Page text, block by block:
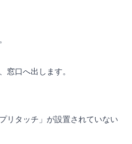
窓口へ出します。
リタッチ」が設置されていない